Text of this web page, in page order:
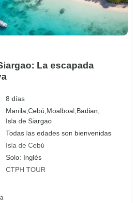
La escapada
8 días
Manila,Cebú, Moalboal, Badian,
Isla de Siargao
Todas las edades son bienvenidas
Isla de Cebú
Solo: Inglés
CTPH TOUR